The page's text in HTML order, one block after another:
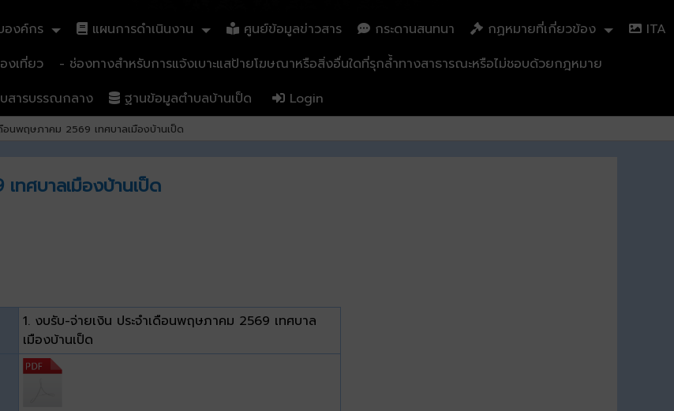
องค์กร แผนการดำเนินงาน ศูนย์ข้อมูลข่าวสาร กระดานสนทนา กฏหมายที่เกี่ยวข้อง
ITA
งเที่ยว
- ช่องทางสำหรับการแจ้งเบาะแสป้ายโฆษณาหรือสิ่งอื่นใดที่รุกล้ำทางสาธารณะหรือไม่ชอบด้วยกฎหมาย
สารบรรณกลาง
ฐานข้อมูลตำบลบ้านเป็ด Login
อนพฤษภาคม 2569 เทศบาลเมืองบ้านเป็ด
ทศบาลเมืองบ้านเป็ด
1. งบรับ-จ่ายเงิน ประจำเดือนพฤษภาคม 2569 เทศบาล
เมืองบ้านเป็ด